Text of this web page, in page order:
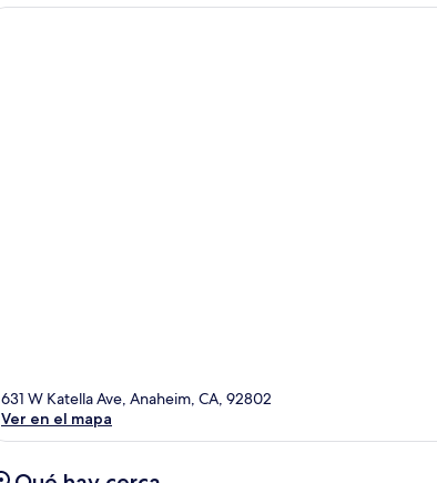
631 W Katella Ave, Anaheim, CA, 92802
Ver en el mapa